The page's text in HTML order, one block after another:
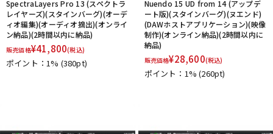
SpectraLayers Pro 13 (スペクトラ
レイヤーズ)(スタインバーグ)(オーデ
ィオ編集)(オーディオ摘出)(オンライ
ン納品)(2時間以内に納品)
販売価格¥41,800(税込)
ポイント：1% (380pt)
Nuendo 15 UD from 14 (アップデ
ート版)(スタインバーグ)(ヌエンド)
(DAWホストアプリケーション)(映像
制作)(オンライン納品)(2時間以内に
納品)
販売価格¥28,600(税込)
ポイント：1%(260pt)